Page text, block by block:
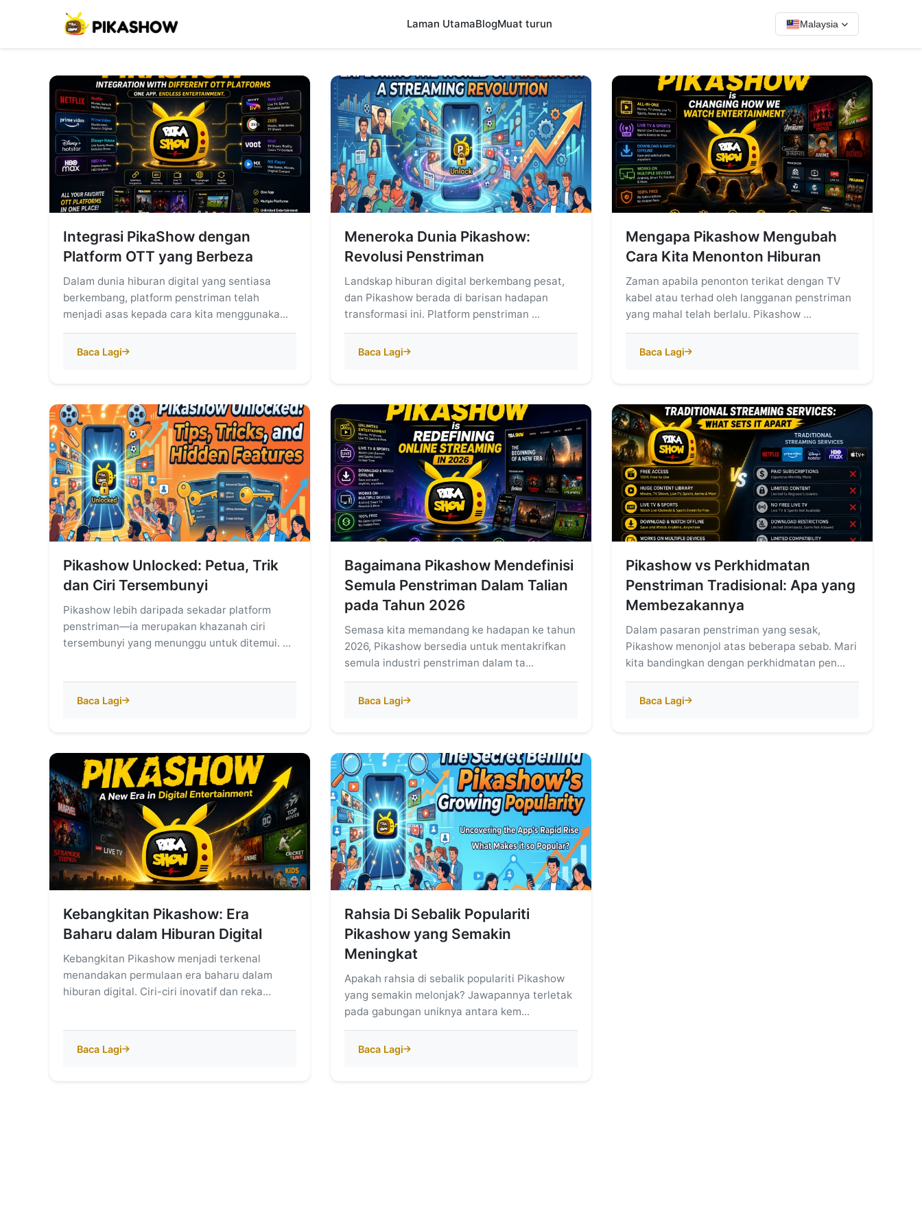
Laman UtamaBlogMuat turun Malaysia
Integrasi PikaShow dengan
Platform OTT yang Berbeza
Dalam dunia hiburan digital yang sentiasa
berkembang, platform penstriman telah
menjadi asas kepada cara kita menggunaka...
Baca Lagi
Meneroka Dunia Pikashow:
Revolusi Penstriman
Landskap hiburan digital berkembang pesat,
dan Pikashow berada di barisan hadapan
transformasi ini. Platform penstriman ...
Baca Lagi
Mengapa Pikashow Mengubah
Cara Kita Menonton Hiburan
Zaman apabila penonton terikat dengan TV
kabel atau terhad oleh langganan penstriman
yang mahal telah berlalu. Pikashow ...
Baca Lagi
Pikashow Unlocked: Petua, Trik
dan Ciri Tersembunyi
Pikashow lebih daripada sekadar platform
penstriman—ia merupakan khazanah ciri
tersembunyi yang menunggu untuk ditemui. ...
Baca Lagi
Bagaimana Pikashow Mendefinisi
Semula Penstriman Dalam Talian
pada Tahun 2026
Semasa kita memandang ke hadapan ke tahun
2026, Pikashow bersedia untuk mentakrifkan
semula industri penstriman dalam ta...
Baca Lagi
Pikashow vs Perkhidmatan
Penstriman Tradisional: Apa yang
Membezakannya
Dalam pasaran penstriman yang sesak,
Pikashow menonjol atas beberapa sebab. Mari
kita bandingkan dengan perkhidmatan pen...
Baca Lagi
Kebangkitan Pikashow: Era
Baharu dalam Hiburan Digital
Kebangkitan Pikashow menjadi terkenal
menandakan permulaan era baharu dalam
hiburan digital. Ciri-ciri inovatif dan reka...
Baca Lagi
Rahsia Di Sebalik Populariti
Pikashow yang Semakin
Meningkat
Apakah rahsia di sebalik populariti Pikashow
yang semakin melonjak? Jawapannya terletak
pada gabungan uniknya antara kem...
Baca Lagi